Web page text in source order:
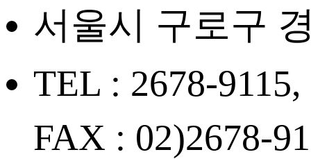
서울시 구로구
TEL : 2678-9115,
FAX : 02)2678-